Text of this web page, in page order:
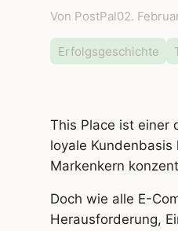
Von PostPal02.
Erfolgsgeschichte
This Place ist einer
loyale
Markenkern
Doch wie alle E-
Herausforderung,